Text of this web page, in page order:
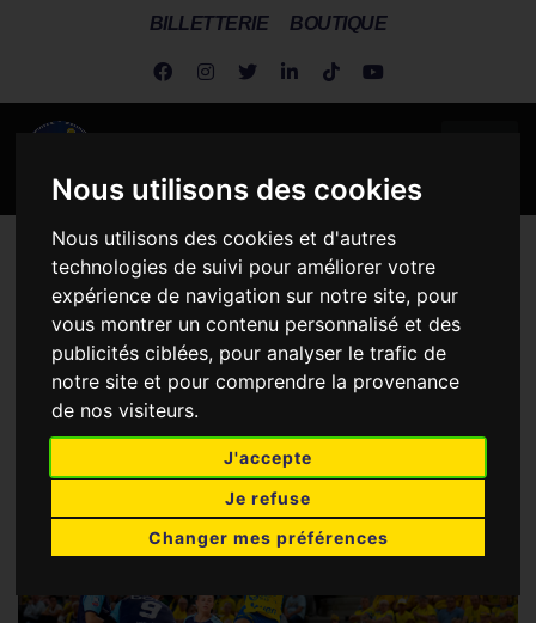
Nous utilisons des cookies
Nous utilisons des cookies et d'autres
technologies de suivi pour améliorer votre
expérience de navigation sur notre site, pour
vous montrer un contenu personnalisé et des
publicités ciblées, pour analyser le trafic de
notre site et pour comprendre la provenance
de nos visiteurs.
J'accepte
Je refuse
Changer mes préférences
BILLETTERIE BOUTIQUE
Metz Handball > Actus Dragonnes > Dragonnes > Anne
Emmanuelle Augustine quittera Metz Handball à l’été 2026.
ANNE EMMANUELLE
AUGUSTINE QUITTERA
METZ HANDBALL À L’ÉTÉ